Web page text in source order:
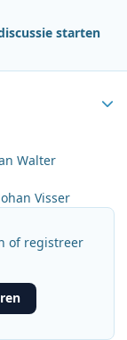
starten
Walter
Visser
of registreer